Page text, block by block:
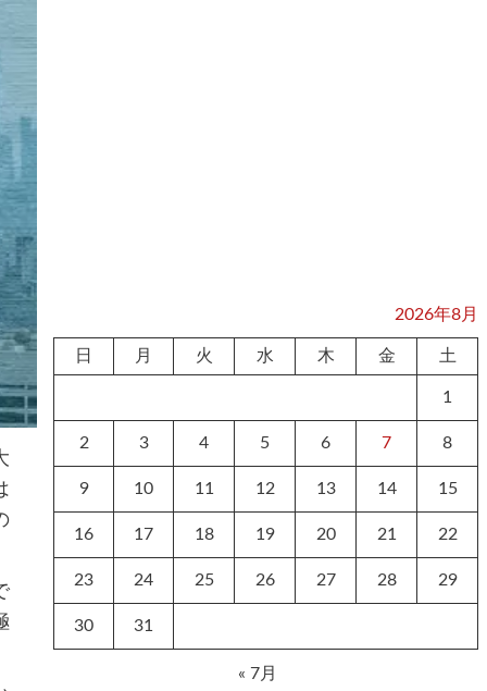
2026年8月
日 月 火 水 木 金 土
1
2 3 4 5 6 7 8
9 10 11 12 13 14 15
16 17 18 19 20 21 22
23 24 25 26 27 28 29
30 31
« 7月